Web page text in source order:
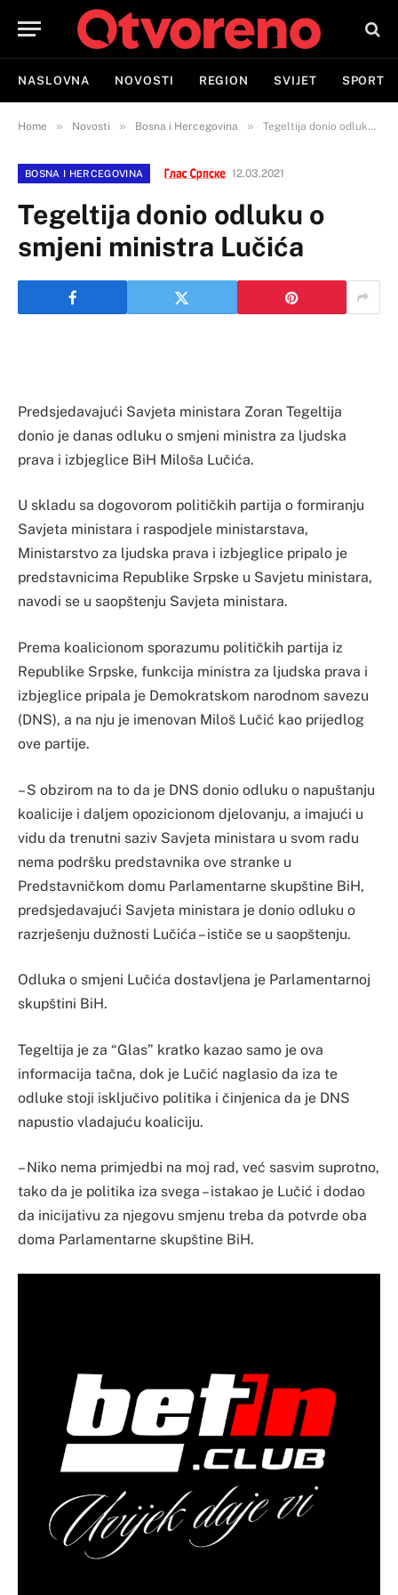
NASLOVNA NOVOSTI REGION SVIJET SPORT
Home » Novosti » Bosna i Hercegovina » Tegeltija donio odluku o smjeni ministra Lučića
BOSNA I HERCEGOVINA 12.03.2021
Tegeltija donio odluku o
smjeni ministra Lučića
Predsjedavajući Savjeta ministara Zoran Tegeltija
donio je danas odluku o smjeni ministra za ljudska
prava i izbjeglice BiH Miloša Lučića.
U skladu sa dogovorom političkih partija o formiranju
Savjeta ministara i raspodjele ministarstava,
Ministarstvo za ljudska prava i izbjeglice pripalo je
predstavnicima Republike Srpske u Savjetu ministara,
navodi se u saopštenju Savjeta ministara.
Prema koalicionom sporazumu političkih partija iz
Republike Srpske, funkcija ministra za ljudska prava i
izbjeglice pripala je Demokratskom narodnom savezu
(DNS), a na nju je imenovan Miloš Lučić kao prijedlog
ove partije.
– S obzirom na to da je DNS donio odluku o napuštanju
koalicije i daljem opozicionom djelovanju, a imajući u
vidu da trenutni saziv Savjeta ministara u svom radu
nema podršku predstavnika ove stranke u
Predstavničkom domu Parlamentarne skupštine BiH,
predsjedavajući Savjeta ministara je donio odluku o
razrješenju dužnosti Lučića – ističe se u saopštenju.
Odluka o smjeni Lučića dostavljena je Parlamentarnoj
skupštini BiH.
Tegeltija je za “Glas” kratko kazao samo je ova
informacija tačna, dok je Lučić naglasio da iza te
odluke stoji isključivo politika i činjenica da je DNS
napustio vladajuću koaliciju.
– Niko nema primjedbi na moj rad, već sasvim suprotno,
tako da je politika iza svega – istakao je Lučić i dodao
da inicijativu za njegovu smjenu treba da potvrde oba
doma Parlamentarne skupštine BiH.